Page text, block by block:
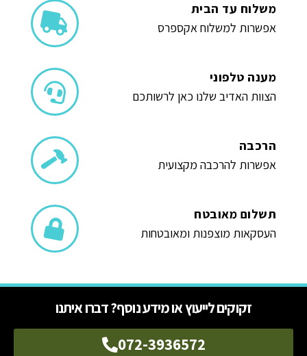
משלוח עד הבית
אפשרות למשלוח אקספרס
מענה טלפוני
הצוות האדיב שלנו כאן לרשותכם
הרכבה
אפשרות להרכבה מקצועית
תשלום מאובטח
העסקאות מוצפנות ומאובטחות
זקוקים לייעוץ או מידע נוסף? דברו איתנו
072-3936572